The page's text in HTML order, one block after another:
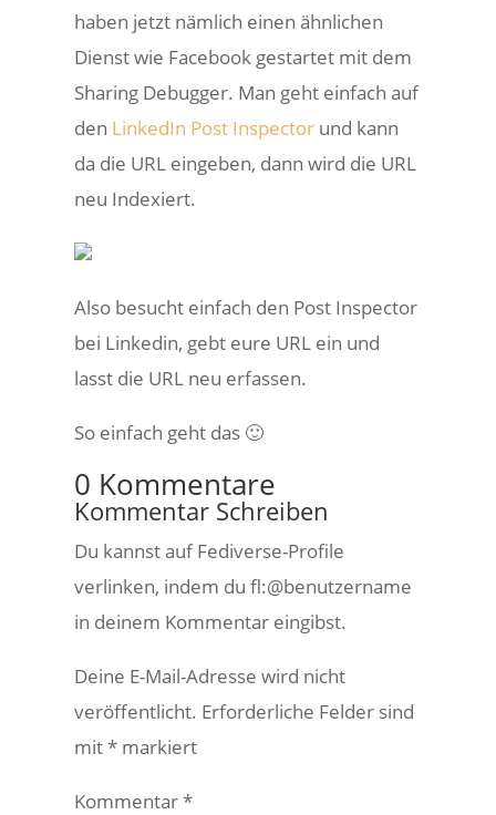
haben jetzt nämlich einen ähnlichen
Dienst wie Facebook gestartet mit dem
Sharing Debugger. Man geht einfach auf
den LinkedIn Post Inspector und kann
da die URL eingeben, dann wird die URL
neu Indexiert.
Also besucht einfach den Post Inspector
bei Linkedin, gebt eure URL ein und
lasst die URL neu erfassen.
So einfach geht das 🙂
0 Kommentare
Kommentar Schreiben
Du kannst auf Fediverse-Profile
verlinken, indem du fl:@benutzername
in deinem Kommentar eingibst.
Deine E-Mail-Adresse wird nicht
veröffentlicht. Erforderliche Felder sind
mit* markiert
Kommentar*